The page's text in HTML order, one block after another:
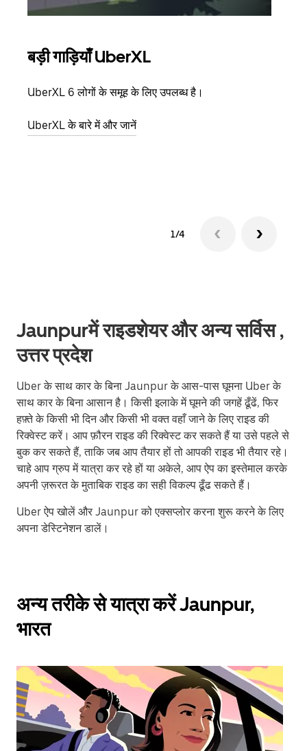
बड़ी गाड़ियाँ UberXL
UberXL 6 लोगों के समूह के लिए उपलब्ध है।
UberXL के बारे में और जानें
1/4
Jaunpurमें राइडशेयर और अन्य सर्विस ,
उत्तर प्रदेश
Uber के साथ कार के बिना Jaunpur के आस-पास घूमना Uber के
साथ कार के बिना आसान है। किसी इलाके में घूमने की जगहें ढूँढें, फिर
हफ़्ते के किसी भी दिन और किसी भी वक्त वहाँ जाने के लिए राइड की
रिक्वेस्ट करें। आप फ़ौरन राइड की रिक्वेस्ट कर सकते हैं या उसे पहले से
बुक कर सकते हैं, ताकि जब आप तैयार हों तो आपकी राइड भी तैयार रहे।
चाहे आप ग्रुप में यात्रा कर रहे हों या अकेले, आप ऐप का इस्तेमाल करके
अपनी ज़रूरत के मुताबिक राइड का सही विकल्प ढूँढ सकते हैं।
Uber ऐप खोलें और Jaunpur को एक्सप्लोर करना शुरू करने के लिए
अपना डेस्टिनेशन डालें।
अन्य तरीके से यात्रा करें Jaunpur,
भारत